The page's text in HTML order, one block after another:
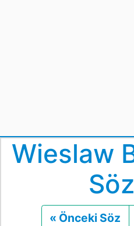
Wieslaw
« Önceki Söz